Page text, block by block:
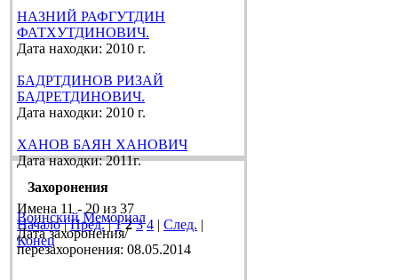
НАЗНИЙ РАФГУТДИН
ФАТХУТДИНОВИЧ.
Дата находки: 2010 г.
БАДРТДИНОВ РИЗАЙ
БАДРЕТДИНОВИЧ.
Дата находки: 2010 г.
ХАНОВ БАЯН ХАНОВИЧ
Дата находки: 2011г.
Имена 11 - 20 из 37
Начало|Пред.|1 2 3 4 | След. |
Конец
Захоронения
Воинский Мемориал
Дата захоронения/
перезахоронения: 08.05.2014